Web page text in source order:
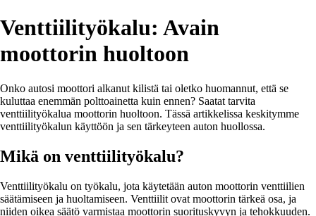
Venttiilityökalu: Avain
moottorin huoltoon
Onko autosi moottori alkanut kilistä tai oletko huomannut, että se
kuluttaa enemmän polttoainetta kuin ennen? Saatat tarvita
venttiilityökalua moottorin huoltoon. Tässä artikkelissa keskitymme
venttiilityökalun käyttöön ja sen tärkeyteen auton huollossa.
Mikä on venttiilityökalu?
Venttiilityökalu on työkalu, jota käytetään auton moottorin venttiilien
säätämiseen ja huoltamiseen. Venttiilit ovat moottorin tärkeä osa, ja
niiden oikea säätö varmistaa moottorin suorituskyvyn ja tehokkuuden.